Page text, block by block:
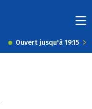
Ouvert jusqu'à 19:15